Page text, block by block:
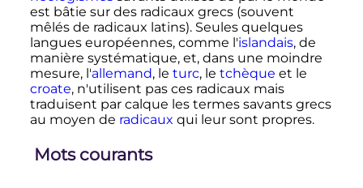
est bâtie sur des radicaux grecs (souvent
mêlés de radicaux latins). Seules quelques
langues européennes, comme l'islandais, de
manière systématique, et, dans une moindre
mesure, l'allemand, le turc, le tchèque et le
croate, n'utilisent pas ces radicaux mais
traduisent par calque les termes savants grecs
au moyen de radicaux qui leur sont propres.
Mots courants